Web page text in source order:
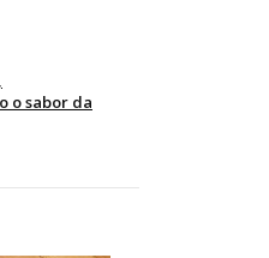
o sabor da